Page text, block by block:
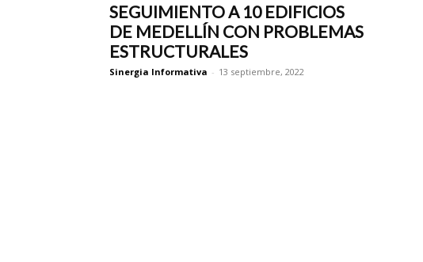
SEGUIMIENTO A 10 EDIFICIOS
DE MEDELLÍN CON PROBLEMAS
ESTRUCTURALES
Sinergia Informativa - 13 septiembre, 2022